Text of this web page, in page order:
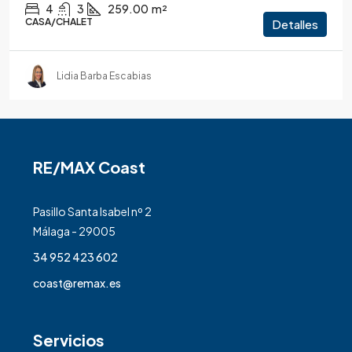
4 3 259.00 m²
CASA/CHALET Detalles
Lidia Barba Escabias
RE/MAX Coast
Pasillo Santa Isabel nº 2
Málaga - 29005
34 952 423 602
coast@remax.es
Servicios